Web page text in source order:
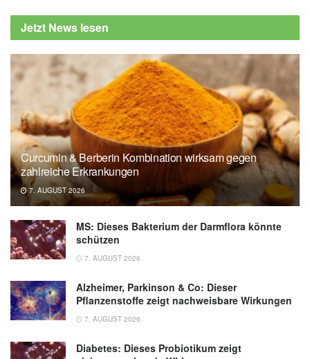
Jetzt News lesen
Curcumin & Berberin Kombination wirksam gegen
zahlreiche Erkrankungen
7. AUGUST 2026
MS: Dieses Bakterium der Darmflora könnte
schützen
7. AUGUST 2026
Alzheimer, Parkinson & Co: Dieser
Pflanzenstoffe zeigt nachweisbare Wirkungen
7. AUGUST 2026
Diabetes: Dieses Probiotikum zeigt